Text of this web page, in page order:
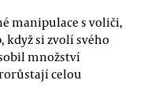
manipulace s voliči,
si zvolí svého
množství
celou